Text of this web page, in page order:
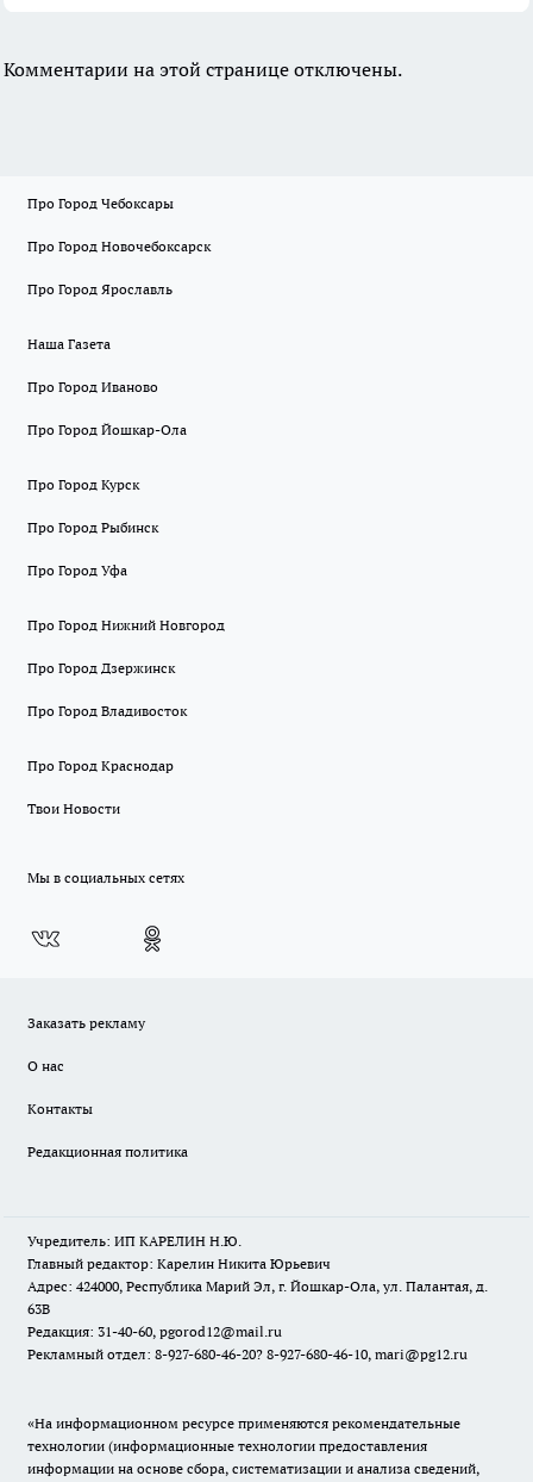
Комментарии на этой странице отключены.
Про Город Чебоксары
Про Город Новочебоксарск
Про Город Ярославль
Наша Газета
Про Город Иваново
Про Город Йошкар-Ола
Про Город Курск
Про Город Рыбинск
Про Город Уфа
Про Город Нижний Новгород
Про Город Дзержинск
Про Город Владивосток
Про Город Краснодар
Твои Новости
Мы в социальных сетях
Заказать рекламу
О нас
Контакты
Редакционная политика
Учредитель: ИП КАРЕЛИН Н.Ю.
Главный редактор: Карелин Никита Юрьевич
Адрес: 424000, Республика Марий Эл, г. Йошкар-Ола, ул. Палантая, д.
63В
Редакция: 31-40-60, pgorod12@mail.ru
Рекламный отдел: 8-927-680-46-20? 8-927-680-46-10, mari@pg12.ru
«На информационном ресурсе применяются рекомендательные
технологии (информационные технологии предоставления
информации на основе сбора, систематизации и анализа сведений,